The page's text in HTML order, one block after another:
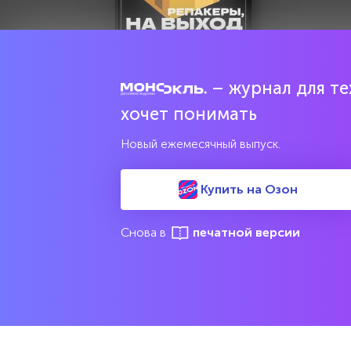
Попробовать бесплатно
Читать за 180 руб
Соцсети
Темы
– журнал для
хочет понимать
Новый ежемесячный выпуск.
Купить на Озон
Снова в печатной версии